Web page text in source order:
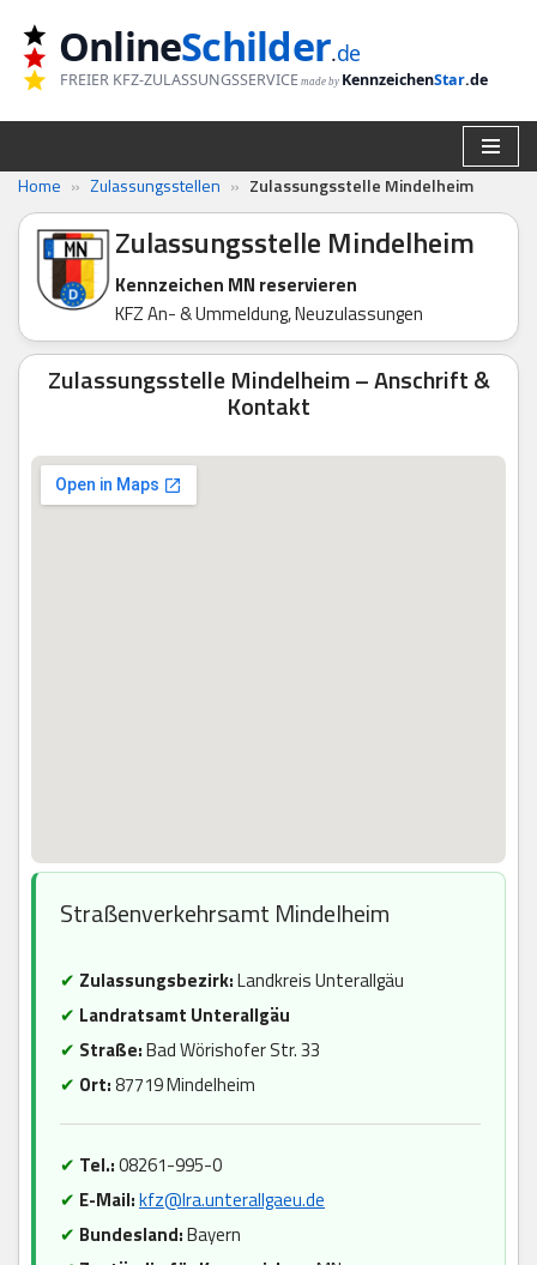
Zum
Inhalt
springen
OnlineSchilder.de
FREIER KFZ-ZULASSUNGSSERVICE made by KennzeichenStar.de
Home » Zulassungsstellen » Zulassungsstelle Mindelheim
Zulassungsstelle Mindelheim
Kennzeichen MN reservieren
KFZ An- & Ummeldung, Neuzulassungen
Zulassungsstelle Mindelheim – Anschrift &
Kontakt
Straßenverkehrsamt Mindelheim
✔ Zulassungsbezirk:Landkreis Unterallgäu
✔ Landratsamt Unterallgäu
✔ Straße:Bad Wörishofer Str. 33
✔ Ort:87719 Mindelheim
✔ Tel.:08261-995-0
✔ E-Mail:kfz@lra.unterallgaeu.de
✔ Bundesland:Bayern